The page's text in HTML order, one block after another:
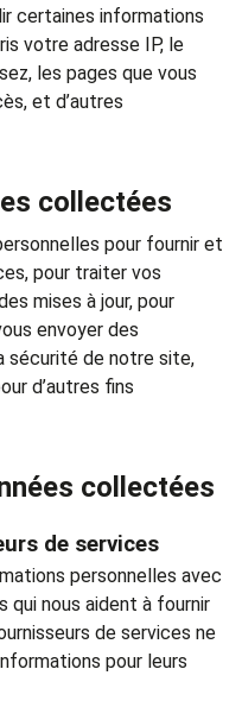
certaines informations
votre adresse IP, le
les pages que vous
et d’autres
collectées
pour fournir et
pour traiter vos
mises à jour, pour
envoyer des
sécurité de notre site,
d’autres fins
collectées
de services
personnelles avec
qui nous aident à fournir
de services ne
pour leurs